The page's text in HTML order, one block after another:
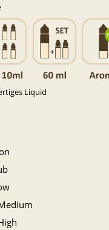
Liquid